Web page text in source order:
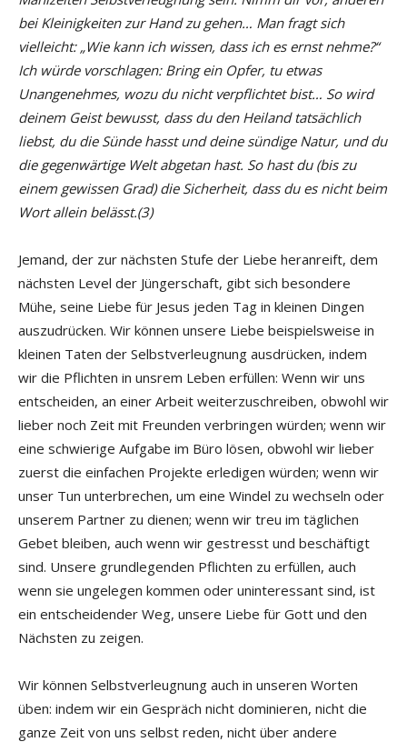
bei Kleinigkeiten zur Hand zu gehen… Man fragt sich
vielleicht: „Wie kann ich wissen, dass ich es ernst nehme?“
Ich würde vorschlagen: Bring ein Opfer, tu etwas
Unangenehmes, wozu du nicht verpflichtet bist… So wird
deinem Geist bewusst, dass du den Heiland tatsächlich
liebst, du die Sünde hasst und deine sündige Natur, und du
die gegenwärtige Welt abgetan hast. So hast du (bis zu
einem gewissen Grad) die Sicherheit, dass du es nicht beim
Wort allein belässt.(3)
Jemand, der zur nächsten Stufe der Liebe heranreift, dem
nächsten Level der Jüngerschaft, gibt sich besondere
Mühe, seine Liebe für Jesus jeden Tag in kleinen Dingen
auszudrücken. Wir können unsere Liebe beispielsweise in
kleinen Taten der Selbstverleugnung ausdrücken, indem
wir die Pflichten in unsrem Leben erfüllen: Wenn wir uns
entscheiden, an einer Arbeit weiterzuschreiben, obwohl wir
lieber noch Zeit mit Freunden verbringen würden; wenn wir
eine schwierige Aufgabe im Büro lösen, obwohl wir lieber
zuerst die einfachen Projekte erledigen würden; wenn wir
unser Tun unterbrechen, um eine Windel zu wechseln oder
unserem Partner zu dienen; wenn wir treu im täglichen
Gebet bleiben, auch wenn wir gestresst und beschäftigt
sind. Unsere grundlegenden Pflichten zu erfüllen, auch
wenn sie ungelegen kommen oder uninteressant sind, ist
ein entscheidender Weg, unsere Liebe für Gott und den
Nächsten zu zeigen.
Wir können Selbstverleugnung auch in unseren Worten
üben: indem wir ein Gespräch nicht dominieren, nicht die
ganze Zeit von uns selbst reden, nicht über andere